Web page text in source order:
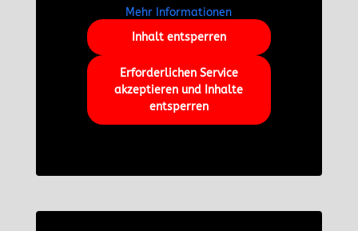
Mehr Informationen
Inhalt entsperren
Erforderlichen Service
akzeptieren und Inhalte
entsperren